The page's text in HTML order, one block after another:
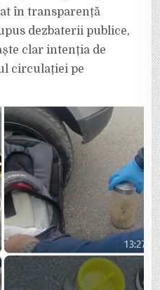
în transparență
dezbaterii publice,
clar intenția de
circulației pe